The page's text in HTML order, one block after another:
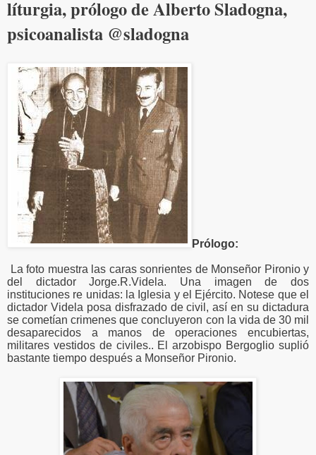
líturgia, prólogo de Alberto Sladogna,
psicoanalista @sladogna
Prólogo:
La foto muestra las caras sonrientes de Monseñor Pironio y
del dictador Jorge.R.Videla. Una imagen de dos
instituciones re unidas: la Iglesia y el Ejército. Notese que el
dictador Videla posa disfrazado de civil, así en su dictadura
se cometían crimenes que concluyeron con la vida de 30 mil
desaparecidos a manos de operaciones encubiertas,
militares vestidos de civiles.. El arzobispo Bergoglio suplió
bastante tiempo después a Monseñor Pironio.